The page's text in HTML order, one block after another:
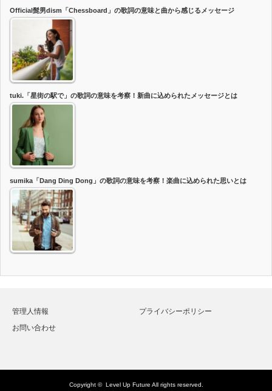
Official髭男dism「Chessboard」の歌詞の意味と曲から感じるメッセージ
tuki.「星街の駅で」の歌詞の意味を考察！新曲に込められたメッセージとは
sumika「Dang Ding Dong」の歌詞の意味を考察！楽曲に込められた思いとは
管理人情報
プライバシーポリシー
お問い合わせ
Copyright © Level Up Future All rights reserved.